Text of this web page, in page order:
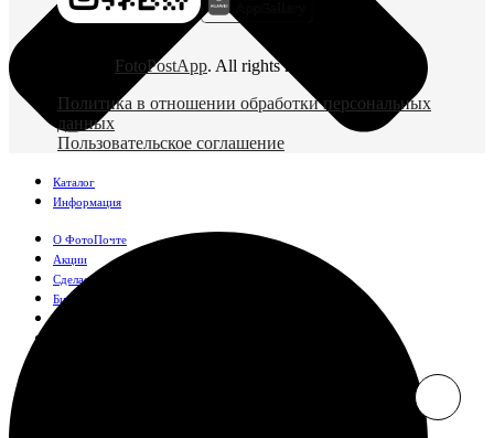
FotoPostApp. All rights reserved
Политика в отношении обработки персональных
данных
Пользовательское соглашение
Каталог
Информация
О ФотоПочте
Акции
Сделаем за вас
Бизнесу